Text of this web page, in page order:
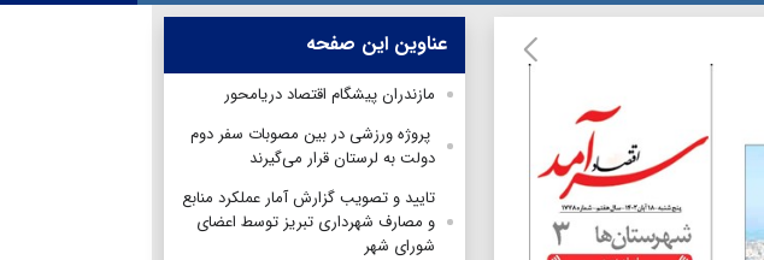
عناوین این صفحه
مازندران پیشگام اقتصاد دریامحور
پروژه ورزشی در بین مصوبات سفر دوم
دولت به لرستان قرار می‌گیرند
تایید و تصویب گزارش آمار عملکرد منابع
و مصارف شهرداری تبریز توسط اعضای
شورای شهر